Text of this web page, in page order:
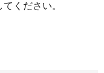
ください。